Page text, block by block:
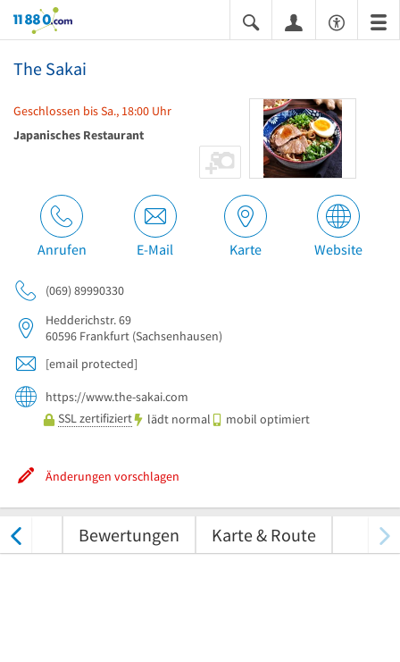
11880.com
The Sakai
Geschlossen bis Sa., 18:00 Uhr
Japanisches Restaurant
Anrufen E-Mail Karte Website
(069) 89990330
Hedderichstr. 69
60596 Frankfurt (Sachsenhausen)
[email protected]
https://www.the-sakai.com
SSL zertifiziert
lädt normal mobil optimiert
Änderungen vorschlagen
Bewertungen Karte & Route